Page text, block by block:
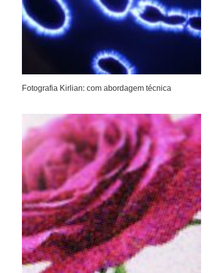
Fotografia Kirlian: com abordagem técnica